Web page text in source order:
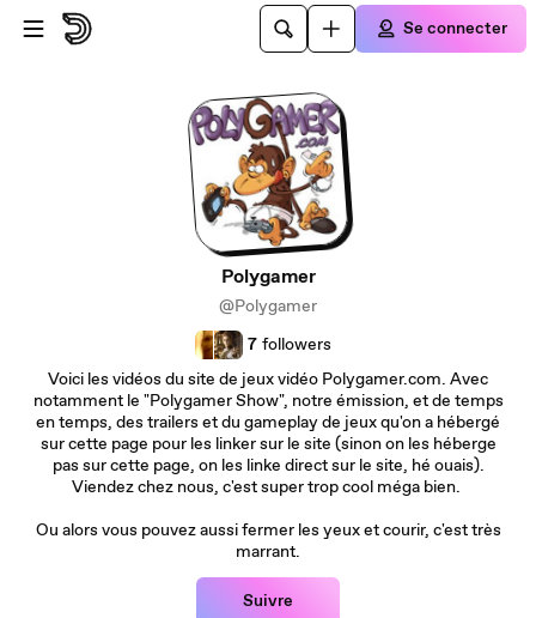
Passer au contenu principal
Se connecter
Polygamer
@Polygamer
7 followers
Voici les vidéos du site de jeux vidéo Polygamer.com. Avec
notamment le "Polygamer Show", notre émission, et de temps
en temps, des trailers et du gameplay de jeux qu'on a hébergé
sur cette page pour les linker sur le site (sinon on les héberge
pas sur cette page, on les linke direct sur le site, hé ouais).
Viendez chez nous, c'est super trop cool méga bien.
Ou alors vous pouvez aussi fermer les yeux et courir, c'est très
marrant.
Suivre